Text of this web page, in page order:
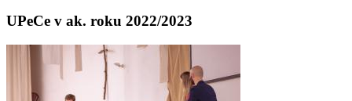
UPeCe v ak. roku 2022/2023